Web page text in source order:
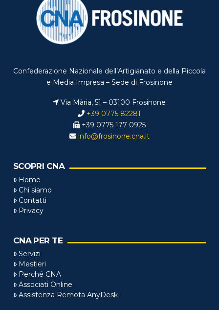
Confederazione Nazionale dell’Artigianato e della Piccola
e Media Impresa – Sede di Frosinone
Via Mària, 51 – 03100 Frosinone
+39 0775 82281
+39 0775 177 0925
info@frosinone.cna.it
SCOPRI CNA
Home
Chi siamo
Contatti
Privacy
CNA PER TE
Servizi
Mestieri
Perché CNA
Associati Online
Assistenza Remota AnyDesk